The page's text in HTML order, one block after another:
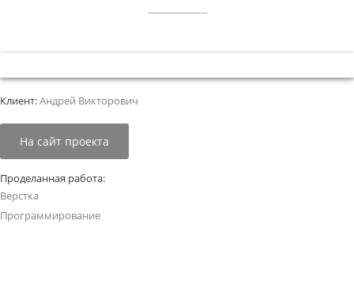
Клиент:Андрей Викторович
На сайт проекта
Проделанная работа:
Верстка
Программирование